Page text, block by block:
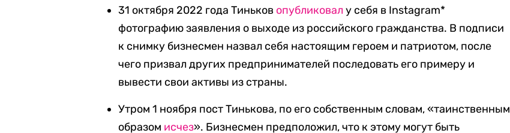
31 октября 2022 года Тиньков опубликовал у себя в Instagram*
фотографию заявления о выходе из российского гражданства. В подписи
к снимку бизнесмен назвал себя настоящим героем и патриотом, после
чего призвал других предпринимателей последовать его примеру и
вывести свои активы из страны.
Утром 1 ноября пост Тинькова, по его собственным словам, «таинственным
образом исчез». Бизнесмен предположил, что к этому могут быть